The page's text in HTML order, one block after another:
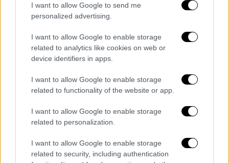
I want to allow Google to send me
personalized advertising.
I want to allow Google to enable storage
related to analytics like cookies on web or
device identifiers in apps.
I want to allow Google to enable storage
related to functionality of the website or app.
I want to allow Google to enable storage
related to personalization.
I want to allow Google to enable storage
related to security, including authentication
Στο 53' ο Γκρέι ανέλαβε την εκτέλεση αλλά ο
Κοτάρσκι έπεσε σωστά και κράτησε το
μηδέν σε ένα κομβικό σημείο του ματς. Οι
Κίτρινοι λίγο έλειψε να σκοράρουν και στο
54' αλλά και πάλι ο Κοτάρσκι ήταν εκεί
απομακρύνοντας ακόμα έναν κίνδυνο σε
προσπάθεια του Γκαρσία.
Το παιχνίδι τελείωσε επεισοδιακά με
αποβολή του Νταμπό και του Ελ Καντουρί
και γενικώς με μεγάλη ένταση εν μέσω
έντονης βροχόπτωσης καθώς περίπου στο